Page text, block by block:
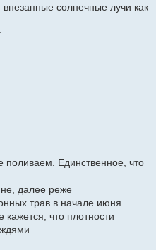
солнечные лучи как
поливаем. Единственное, что
далее реже
трав в начале июня
что плотности